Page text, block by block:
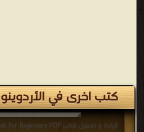
كتب اخرى في الأردوينو
قراءة و تحميل كتاب Arduino Book for Beginners PDF مجانا